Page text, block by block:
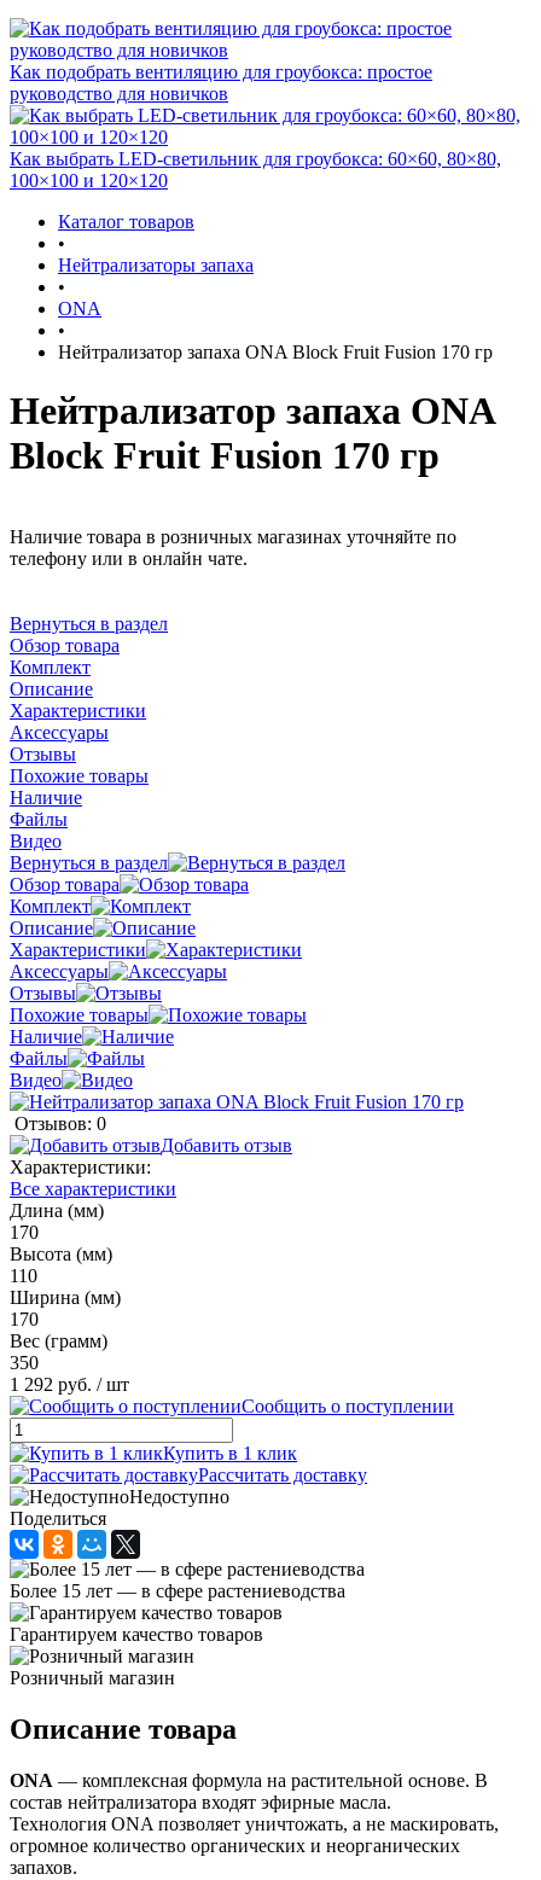
Как подобрать вентиляцию для гроубокса: простое
руководство для новичков
Как выбрать LED-светильник для гроубокса: 60×60, 80×80,
100×100 и 120×120
Каталог товаров
•
Нейтрализаторы запаха
•
ONA
•
Нейтрализатор запаха ONA Block Fruit Fusion 170 гр
Нейтрализатор запаха ONA
Block Fruit Fusion 170 гр
Наличие товара в розничных магазинах уточняйте по
телефону или в онлайн чате.
Вернуться в раздел
Обзор товара
Комплект
Описание
Характеристики
Аксессуары
Отзывы
Похожие товары
Наличие
Файлы
Видео
Вернуться в раздел
Обзор товара
Комплект
Описание
Характеристики
Аксессуары
Отзывы
Похожие товары
Наличие
Файлы
Видео
Отзывов: 0
Добавить отзыв
Характеристики:
Все характеристики
Длина (мм)
170
Высота (мм)
110
Ширина (мм)
170
Вес (грамм)
350
1 292 руб. / шт
Сообщить о поступлении
Купить в 1 клик
Рассчитать доставку
Недоступно
Поделиться
Более 15 лет — в сфере растениеводства
Гарантируем качество товаров
Розничный магазин
Описание товара
ONA — комплексная формула на растительной основе. В
состав нейтрализатора входят эфирные масла.
Технология ONA позволяет уничтожать, а не маскировать,
огромное количество органических и неорганических
запахов.